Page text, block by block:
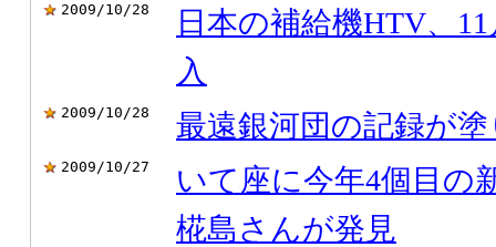
2009/10/28
日本の補給機HTV、
入
2009/10/28 最遠銀河団の記録が
2009/10/27
いて座に今年4個目の
椛島さんが発見